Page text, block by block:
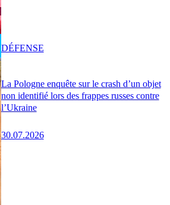
La Pologne enquête sur le crash d’un objet
non identifié lors des frappes russes contre
l’Ukraine
30.07.2026
DÉFENSE